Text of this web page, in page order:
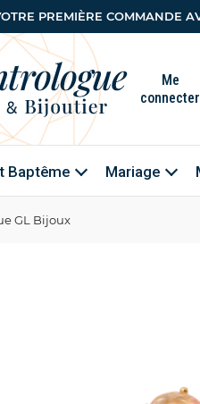
PREMIÈRE COMMANDE
Me
connecter
Baptême Mariage
GL Bijoux